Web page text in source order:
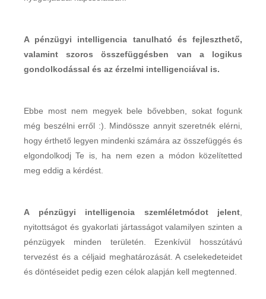
A pénzügyi intelligencia tanulható és fejleszthető,
valamint szoros összefüggésben van a logikus
gondolkodással és az érzelmi intelligenciával is.
Ebbe most nem megyek bele bővebben, sokat fogunk
még beszélni erről :). Mindössze annyit szeretnék elérni,
hogy érthető legyen mindenki számára az összefüggés és
elgondolkodj Te is, ha nem ezen a módon közelítetted
meg eddig a kérdést.
A pénzügyi intelligencia szemléletmódot jelent
nyitottságot és gyakorlati jártasságot valamilyen szinten a
pénzügyek minden területén. Ezenkívül hosszútávú
tervezést és a céljaid meghatározását. A cselekedeteidet
és döntéseidet pedig ezen célok alapján kell megtenned.